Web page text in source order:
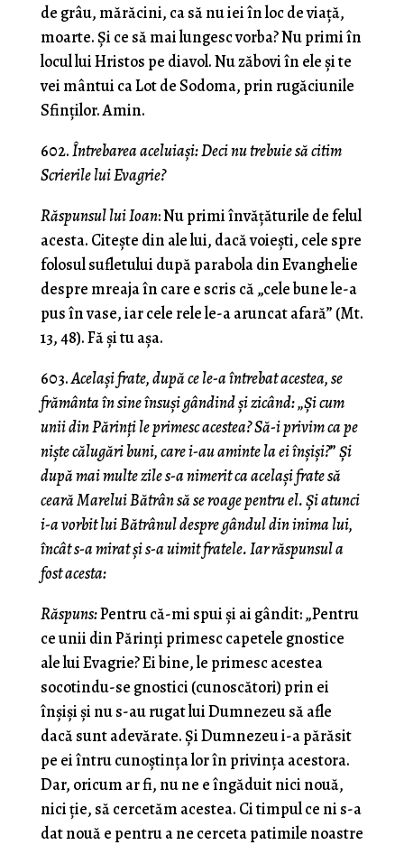
de grâu, mărăcini, ca să nu iei în loc de viaţă,
moarte. Şi ce să mai lungesc vorba? Nu primi în
locul lui Hristos pe diavol. Nu zăbovi în ele şi te
vei mântui ca Lot de Sodoma, prin rugăciunile
Sfinţilor. Amin.
602.Întrebarea aceluiaşi: Deci nu trebuie să citim
Scrierile lui Evagrie?
Răspunsul lui Ioan: Nu primi învăţăturile de felul
acesta. Citeşte din ale lui, dacă voieşti, cele spre
folosul sufletului după parabola din Evanghelie
despre mreaja în care e scris că „cele bune le-a
pus în vase, iar cele rele le-a aruncat afară” (Mt.
13, 48). Fă şi tu aşa.
603.Acelaşi frate, după ce le-a întrebat acestea, se
frământa în sine însuşi gândind şi zicând: „Şi cum
unii din Părinţi le primesc acestea? Să-i privim ca pe
nişte călugări buni, care i-au aminte la ei înşişi?”Şi
după mai multe zile s-a nimerit ca acelaşi frate să
ceară Marelui Bătrân să se roage pentru el. Şi atunci
i-a vorbit lui Bătrânul despre gândul din inima lui,
încât s-a mirat şi s-a uimit fratele. Iar răspunsul a
fost acesta:
Răspuns:Pentru că-mi spui şi ai gândit: „Pentru
ce unii din Părinţi primesc capetele gnostice
ale lui Evagrie? Ei bine, le primesc acestea
socotindu-se gnostici (cunos­cători) prin ei
înşişi şi nu s-au rugat lui Dumnezeu să afle
dacă sunt adevărate. Şi Dumnezeu i-a părăsit
pe ei întru cunoştinţa lor în privinţa acestora.
Dar, oricum ar fi, nu ne e îngăduit nici nouă,
nici ţie, să cercetăm acestea. Ci timpul ce ni s-a
dat nouă e pentru a ne cerceta patimile noastre